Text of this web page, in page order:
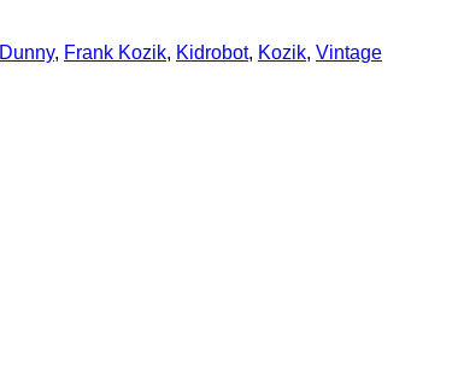
Dunny, Frank Kozik, Kidrobot, Kozik, Vintage